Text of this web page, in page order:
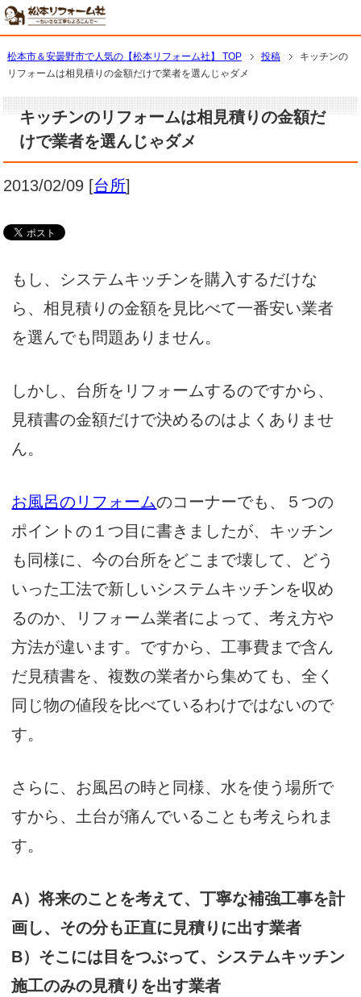
松本市＆安曇野市で人気の【松本リフォーム社】 TOP 投稿
キッチンの
リフォームは相見積りの金額だけで業者を選んじゃダメ
キッチンのリフォームは相見積りの金額だ
けで業者を選んじゃダメ
2013/02/09 [台所]
もし、システムキッチンを購入するだけな
ら、相見積りの金額を見比べて一番安い業者
を選んでも問題ありません。
しかし、台所をリフォームするのですから、
見積書の金額だけで決めるのはよくありませ
ん。
お風呂のリフォームのコーナーでも、５つの
ポイントの１つ目に書きましたが、キッチン
も同様に、今の台所をどこまで壊して、どう
いった工法で新しいシステムキッチンを収め
るのか、リフォーム業者によって、考え方や
方法が違います。ですから、工事費まで含ん
だ見積書を、複数の業者から集めても、全く
同じ物の値段を比べているわけではないので
す。
さらに、お風呂の時と同様、水を使う場所で
すから、土台が痛んでいることも考えられま
す。
A）将来のことを考えて、丁寧な補強工事を計
画し、その分も正直に見積りに出す業者
B）そこには目をつぶって、システムキッチン
施工のみの見積りを出す業者